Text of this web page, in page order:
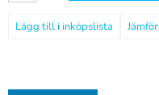
Jämför